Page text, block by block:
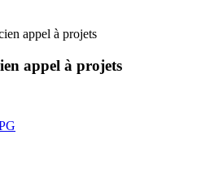
appel à projets
appel à projets